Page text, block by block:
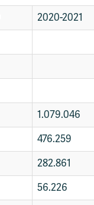
2020-2021
1.079.046
476.259
282.861
56.226